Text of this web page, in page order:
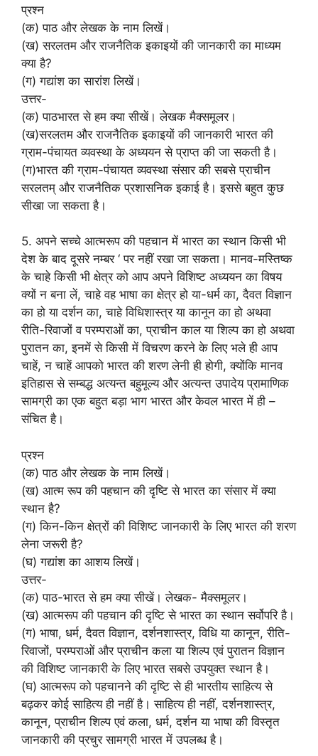
प्रश्न
(क) पाठ और लेखक के नाम लिखें।
(ख) सरलतम और राजनैतिक इकाइयों की जानकारी का माध्यम
क्या है?
(ग) गद्यांश का सारांश लिखें।
उत्तर-
(क) पाठभारत से हम क्या सीखें। लेखक मैक्समूलर।
(ख)सरलतम और राजनैतिक इकाइयों की जानकारी भारत की
ग्राम-पंचायत व्यवस्था के अध्ययन से प्राप्त की जा सकती है।
(ग)भारत की ग्राम-पंचायत व्यवस्था संसार की सबसे प्राचीन
सरलतम् और राजनैतिक प्रशासनिक इकाई है। इससे बहुत कुछ
सीखा जा सकता है।
5. अपने सच्चे आत्मरूप की पहचान में भारत का स्थान किसी भी
देश के बाद दूसरे नम्बर ‘ पर नहीं रखा जा सकता। मानव-मस्तिष्क
के चाहे किसी भी क्षेत्र को आप अपने विशिष्ट अध्ययन का विषय
क्यों न बना लें, चाहे वह भाषा का क्षेत्र हो या-धर्म का, दैवत विज्ञान
का हो या दर्शन का, चाहे विधिशास्त्र या कानून का हो अथवा
रीति-रिवाजों व परम्पराओं का, प्राचीन काल या शिल्प का हो अथवा
पुरातन का, इनमें से किसी में विचरण करने के लिए भले ही आप
चाहें, न चाहें आपको भारत की शरण लेनी ही होगी, क्योंकि मानव
इतिहास से सम्बद्ध अत्यन्त बहुमूल्य और अत्यन्त उपादेय प्रामाणिक
सामग्री का एक बहुत बड़ा भाग भारत और केवल भारत में ही –
संचित है।
प्रश्न
(क) पाठ और लेखक के नाम लिखें।
(ख) आत्म रूप की पहचान की दृष्टि से भारत का संसार में क्या
स्थान है?
(ग) किन-किन क्षेत्रों की विशिष्ट जानकारी के लिए भारत की शरण
लेना जरूरी है?
(घ) गद्यांश का आशय लिखें।
उत्तर-
(क) पाठ-भारत से हम क्या सीखें। लेखक- मैक्समूलर।
(ख) आत्मरूप की पहचान की दृष्टि से भारत का स्थान सर्वोपरि है।
(ग) भाषा, धर्म, दैवत विज्ञान, दर्शनशास्त्र, विधि या कानून, रीति-
रिवाजों, परम्पराओं और प्राचीन कला या शिल्प एवं पुरातन विज्ञान
की विशिष्ट जानकारी के लिए भारत सबसे उपयुक्त स्थान है।
(घ) आत्मरूप को पहचानने की दृष्टि से ही भारतीय साहित्य से
बढ़कर कोई साहित्य ही नहीं है। साहित्य ही नहीं, दर्शनशास्त्र,
कानून, प्राचीन शिल्प एवं कला, धर्म, दर्शन या भाषा की विस्तृत
जानकारी की प्रचुर सामग्री भारत में उपलब्ध है।